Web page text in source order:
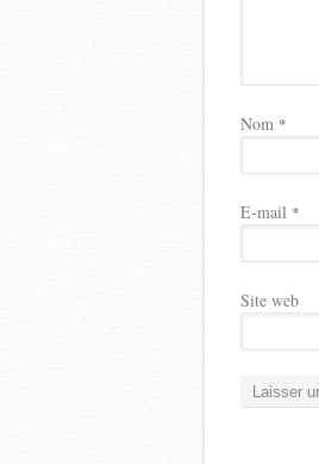
Nom *
E-mail *
Site web